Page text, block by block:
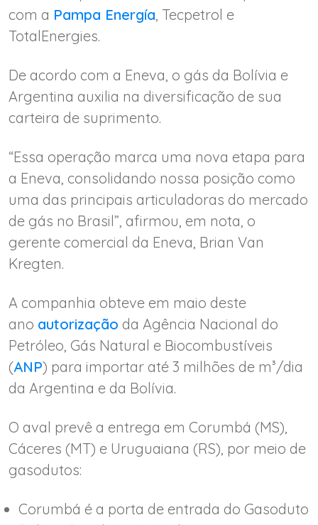
com a Pampa Energía , Tecpetrol e
TotalEnergies.
De acordo com a Eneva, o gás da Bolívia e
Argentina auxilia na diversificação de sua
carteira de suprimento.
“Essa operação marca uma nova etapa para
a Eneva, consolidando nossa posição como
uma das principais articuladoras do mercado
de gás no Brasil”, afirmou, em nota, o
gerente comercial da Eneva, Brian Van
Kregten.
A companhia obteve em maio deste
ano autorização da Agência Nacional do
Petróleo, Gás Natural e Biocombustíveis
(ANP) para importar até 3 milhões de m³/dia
da Argentina e da Bolívia.
O aval prevê a entrega em Corumbá (MS),
Cáceres (MT) e Uruguaiana (RS), por meio de
gasodutos:
Corumbá é a porta de entrada do Gasoduto